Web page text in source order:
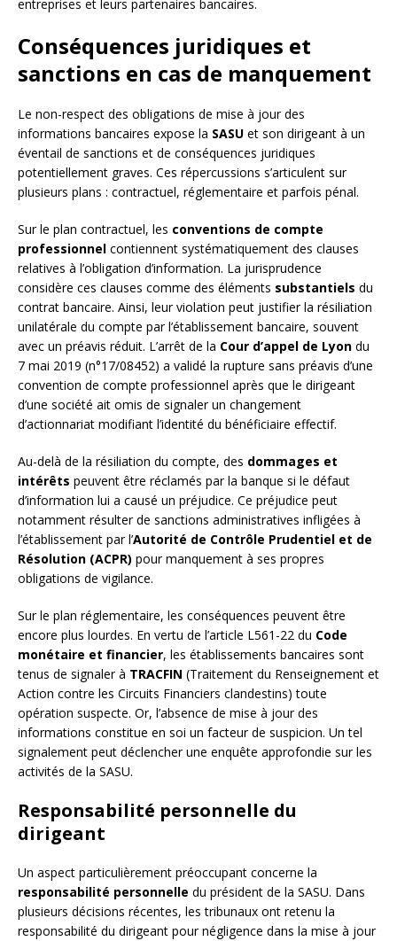
entreprises et leurs partenaires bancaires.
Conséquences juridiques et
sanctions en cas de manquement
Le non-respect des obligations de mise à jour des
informations bancaires expose la SASU et son dirigeant à un
éventail de sanctions et de conséquences juridiques
potentiellement graves. Ces répercussions s’articulent sur
plusieurs plans : contractuel, réglementaire et parfois pénal.
Sur le plan contractuel, les conventions de compte
professionnel contiennent systématiquement des clauses
relatives à l’obligation d’information. La jurisprudence
considère ces clauses comme des éléments substantiels du
contrat bancaire. Ainsi, leur violation peut justifier la résiliation
unilatérale du compte par l’établissement bancaire, souvent
avec un préavis réduit. L’arrêt de la Cour d’appel de Lyon du
7 mai 2019 (n°17/08452) a validé la rupture sans préavis d’une
convention de compte professionnel après que le dirigeant
d’une société ait omis de signaler un changement
d’actionnariat modifiant l’identité du bénéficiaire effectif.
Au-delà de la résiliation du compte, des dommages et
intérêts peuvent être réclamés par la banque si le défaut
d’information lui a causé un préjudice. Ce préjudice peut
notamment résulter de sanctions administratives infligées à
l’établissement par l’Autorité de Contrôle Prudentiel et de
Résolution (ACPR) pour manquement à ses propres
obligations de vigilance.
Sur le plan réglementaire, les conséquences peuvent être
encore plus lourdes. En vertu de l’article L561-22 du Code
monétaire et financier, les établissements bancaires sont
tenus de signaler à TRACFIN (Traitement du Renseignement et
Action contre les Circuits Financiers clandestins) toute
opération suspecte. Or, l’absence de mise à jour des
informations constitue en soi un facteur de suspicion. Un tel
signalement peut déclencher une enquête approfondie sur les
activités de la SASU.
Responsabilité personnelle du
dirigeant
Un aspect particulièrement préoccupant concerne la
responsabilité personnelle du président de la SASU. Dans
plusieurs décisions récentes, les tribunaux ont retenu la
responsabilité du dirigeant pour négligence dans la mise à jour